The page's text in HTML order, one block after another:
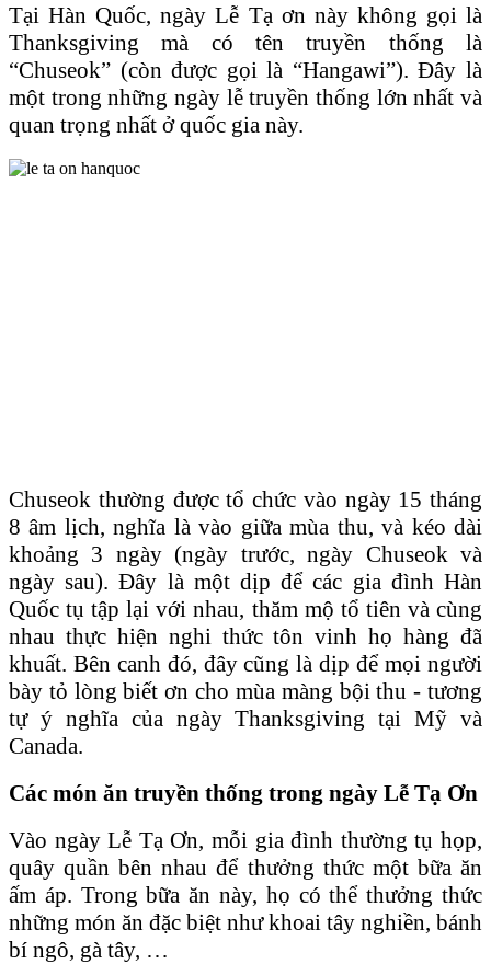
Tại Hàn Quốc, ngày Lễ Tạ ơn này không gọi là
Thanksgiving mà có tên truyền thống là
“Chuseok” (còn được gọi là “Hangawi”). Đây là
một trong những ngày lễ truyền thống lớn nhất và
quan trọng nhất ở quốc gia này.
Chuseok thường được tổ chức vào ngày 15 tháng
8 âm lịch, nghĩa là vào giữa mùa thu, và kéo dài
khoảng 3 ngày (ngày trước, ngày Chuseok và
ngày sau). Đây là một dịp để các gia đình Hàn
Quốc tụ tập lại với nhau, thăm mộ tổ tiên và cùng
nhau thực hiện nghi thức tôn vinh họ hàng đã
khuất. Bên canh đó, đây cũng là dịp để mọi người
bày tỏ lòng biết ơn cho mùa màng bội thu - tương
tự ý nghĩa của ngày Thanksgiving tại Mỹ và
Canada.
Các món ăn truyền thống trong ngày Lễ Tạ Ơn
Vào ngày Lễ Tạ Ơn, mỗi gia đình thường tụ họp,
quây quần bên nhau để thưởng thức một bữa ăn
ấm áp. Trong bữa ăn này, họ có thể thưởng thức
những món ăn đặc biệt như khoai tây nghiền, bánh
bí ngô, gà tây, …